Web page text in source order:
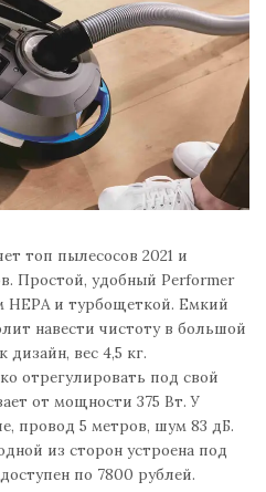
топ пылесосов 2021 и
Простой, удобный Performer
и турбощеткой. Емкий
навести чистоту в большой
вес 4,5 кг.
отрегулировать под свой
от мощности 375 Вт. У
провод 5 метров, шум 83 дБ.
из сторон устроена под
по 7800 рублей.